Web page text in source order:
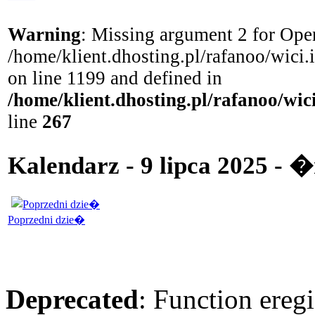
Warning: Missing argument 2 for
/home/klient.dhosting.pl/rafanoo/
on line 1199 and defined in
/home/klient.dhosting.pl/rafanoo/
line 267
Kalendarz - 9 lipca 2025 -
Poprzedni dzie�
Deprecated: Function